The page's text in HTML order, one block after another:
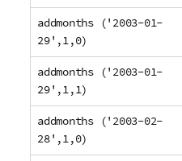
addmonths ('2003-01-
29',1,0)
addmonths ('2003-01-
29',1,1)
addmonths ('2003-02-
28',1,0)